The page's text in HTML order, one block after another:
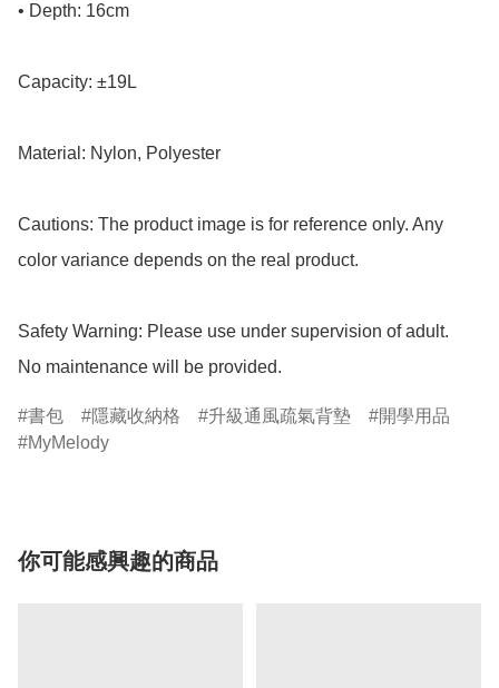
• Depth: 16cm
Capacity: ±19L
Material: Nylon, Polyester
Cautions: The product image is for reference only. Any
color variance depends on the real product.
Safety Warning: Please use under supervision of adult.
No maintenance will be provided.
書包 隱藏收納格 升級通風疏氣背墊
開學用品
MyMelody
你可能感興趣的商品